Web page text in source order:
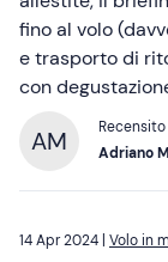
fino al volo
e trasporto di
con
AM
Adriano
14 Apr 2024 | Volo in